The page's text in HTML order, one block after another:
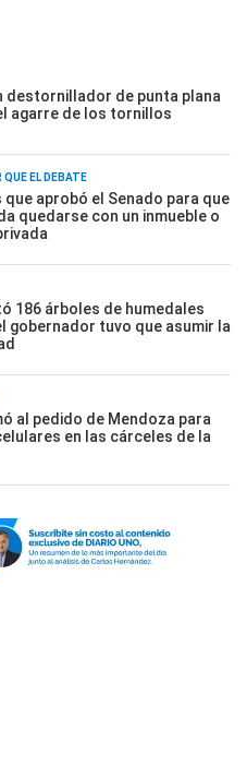
destornillador de punta plana
agarre de los tornillos
QUÉ EL DEBATE
aprobó el Senado para que
quedarse con un inmueble o
186 árboles de humedales
gobernador tuvo que asumir la
al pedido de Mendoza para
en las cárceles de la